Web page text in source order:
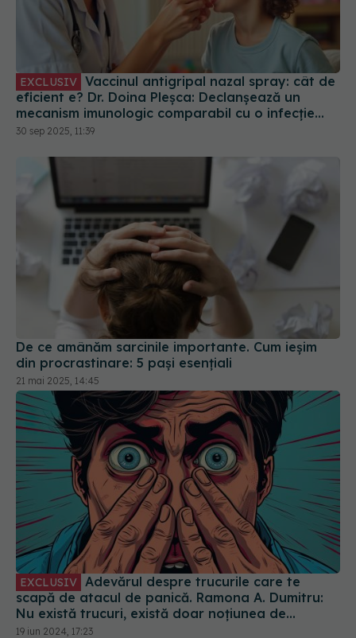
EXCLUSIV
eficient e? Dr. Doina Pleșca: Declanșează un
mecanism imunologic comparabil cu o infecție
reală
30 sep 2025, 11:39
De ce amânăm sarcinile importante. Cum ieșim
din procrastinare: 5 pași esențiali
21 mai 2025, 14:45
EXCLUSIV
scapă de atacul de panică. Ramona A. Dumitru:
Nu există trucuri, există doar noțiunea de
inducere a ideii că ar putea exista. E placebo
19 iun 2024, 17:23